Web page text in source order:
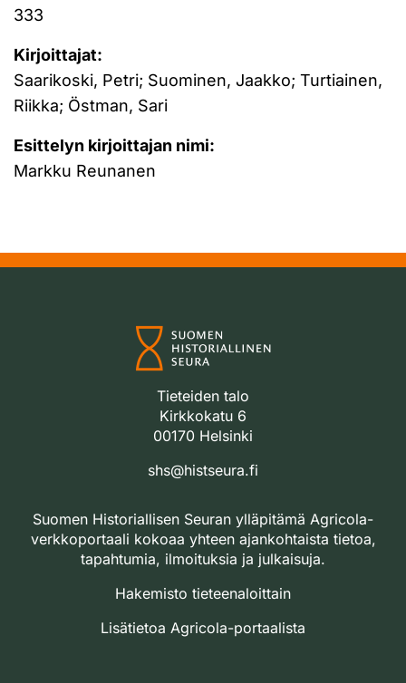
333
Kirjoittajat:
Saarikoski, Petri; Suominen, Jaakko; Turtiainen,
Riikka; Östman, Sari
Esittelyn kirjoittajan nimi:
Markku Reunanen
Tieteiden talo
Kirkkokatu 6
00170 Helsinki
shs@histseura.fi
Suomen Historiallisen Seuran ylläpitämä Agricola-
verkkoportaali kokoaa yhteen ajankohtaista tietoa,
tapahtumia, ilmoituksia ja julkaisuja.
Hakemisto tieteenaloittain
Lisätietoa Agricola-portaalista